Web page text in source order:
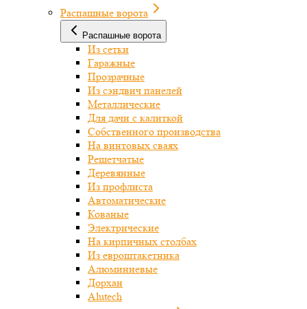
Распашные ворота
Распашные ворота
Из сетки
Гаражные
Прозрачные
Из сэндвич панелей
Металлические
Для дачи с калиткой
Собственного производства
На винтовых сваях
Решетчатые
Деревянные
Из профлиста
Автоматические
Кованые
Электрические
На кирпичных столбах
Из евроштакетника
Алюминиевые
Дорхан
Alutech